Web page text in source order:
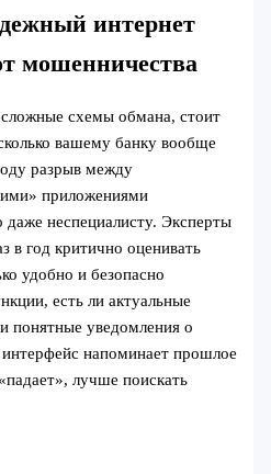
интернет
мошенничества
схемы обмана, стоит
вашему банку вообще
разрыв между
приложениями
даже неспециалисту. Эксперты
в год критично оценивать
удобно и безопасно
есть ли актуальные
понятные уведомления о
напоминает прошлое
лучше поискать